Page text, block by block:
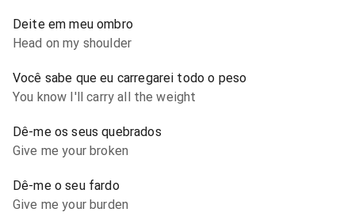
Deite em meu ombro
Head on my shoulder
Você sabe que eu carregarei todo o peso
You know I'll carry all the weight
Dê-me os seus quebrados
Give me your broken
Dê-me o seu fardo
Give me your burden